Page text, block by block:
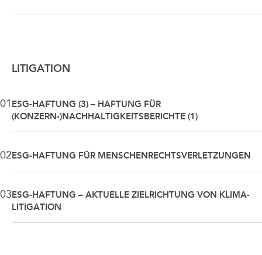
LITIGATION
01 ESG-HAFTUNG (3) – HAFTUNG FÜR
(KONZERN-)NACHHALTIGKEITSBERICHTE (1)
02 ESG-HAFTUNG FÜR MENSCHENRECHTSVERLETZUNGEN
03 ESG-HAFTUNG – AKTUELLE ZIELRICHTUNG VON KLIMA-
LITIGATION